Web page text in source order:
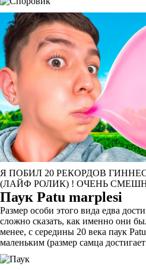
Я ПОБИЛ 20 РЕКОРДОВ
(ЛАЙФ РОЛИК) ! ОЧЕНЬ
Паук Patu marplesi
Размер особи этого вида едва
сложно сказать, как именно они
менее, с середины 20 века паук
маленьким (размер самца